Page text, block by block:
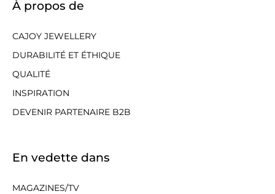
À propos de
CAJOY JEWELLERY
DURABILITÉ ET ÉTHIQUE
QUALITÉ
INSPIRATION
DEVENIR PARTENAIRE B2B
En vedette dans
MAGAZINES/TV